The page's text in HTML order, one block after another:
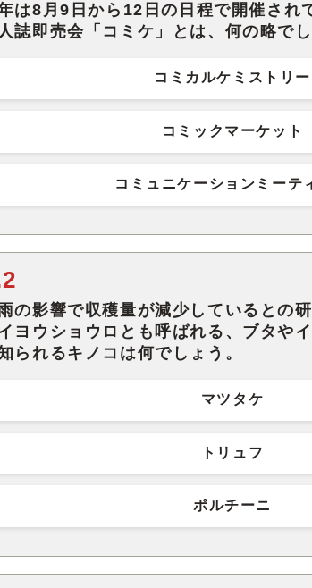
は8月9日から12日の日程で開催され
誌即売会「コミケ」とは、何の略でし
コミカルケミストリー
コミックマーケット
コミュニケーションミーテ
の影響で収穫量が減少しているとの
ヨウショウロとも呼ばれる、ブタや
られるキノコは何でしょう。
マツタケ
トリュフ
ポルチーニ